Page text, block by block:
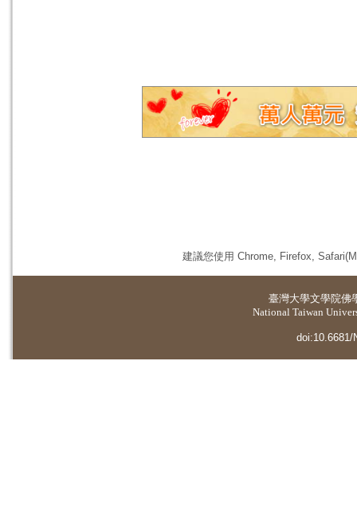
建議您使用 Chrome, Firefox,
臺灣大學文學院佛
National Taiwan
doi:10.6681/